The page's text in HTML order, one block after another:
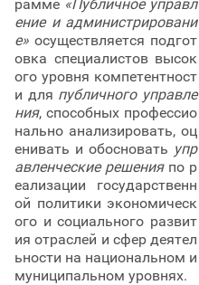
рамме «Публичное управл
ение и администрировани
е» осуществляется подгот
овка специалистов высок
ого уровня компетентност
и для публичного управле
ния, способных профессио
нально анализировать, оц
енивать и обосновать упр
авленческие решения по р
еализации государственн
ой политики экономическ
ого и социального развит
ия отраслей и сфер деятел
ьности на национальном и
муниципальном уровнях.